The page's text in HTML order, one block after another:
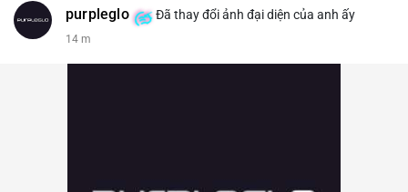
purpleglo Đã thay đổi ảnh đại diện của anh ấy
14 m